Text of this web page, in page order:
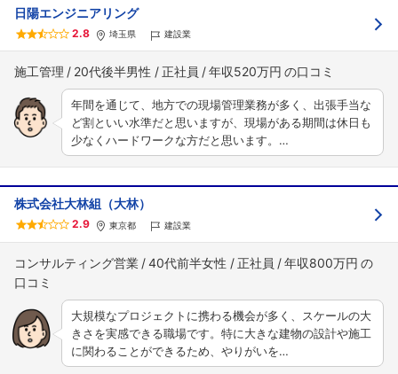
日陽エンジニアリング
2.8 埼玉県 建設業
施工管理 20代後半男性 正社員 年収520万円
年間を通じて、地方での現場管理業務が多く、出張手当な
ど割といい水準だと思いますが、現場がある期間は休日も
少なくハードワークな方だと思います。…
株式会社大林組（大林）
2.9 東京都 建設業
コンサルティング営業 40代前半女性 正社員 年収800万円
大規模なプロジェクトに携わる機会が多く、スケールの大
きさを実感できる職場です。特に大きな建物の設計や施工
に関わることができるため、やりがいを…